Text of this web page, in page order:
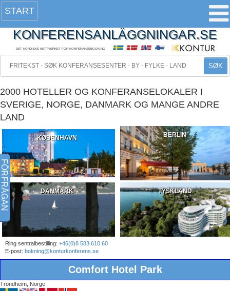
START
KONFERENSANLÄGGNINGAR.SE
DET NORDISKE NETTVERKET FOR KONFERANSEBOOKING
SØK
2000 HOTELLER OG KONFERANSELOKALER I
SVERIGE, NORGE, DANMARK OG MANGE ANDRE
LAND
KØBENHAVN BERLIN
DANMARK TYSKLAND
Ring sentralbestilling: +46(0)8 583 610 60
E-post: bokning@konturkonferens.se
Comfort Hotel Park
Trondheim, Norge
FÖRFRÅGAN